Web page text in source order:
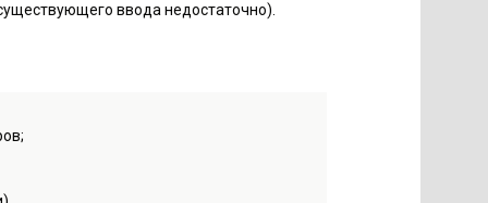
ввода недостаточно).